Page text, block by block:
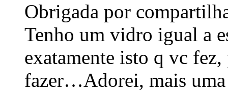
Obrigada por
Tenho um vidro igual a
exatamente isto q vc fez,
fazer…Adorei, mais